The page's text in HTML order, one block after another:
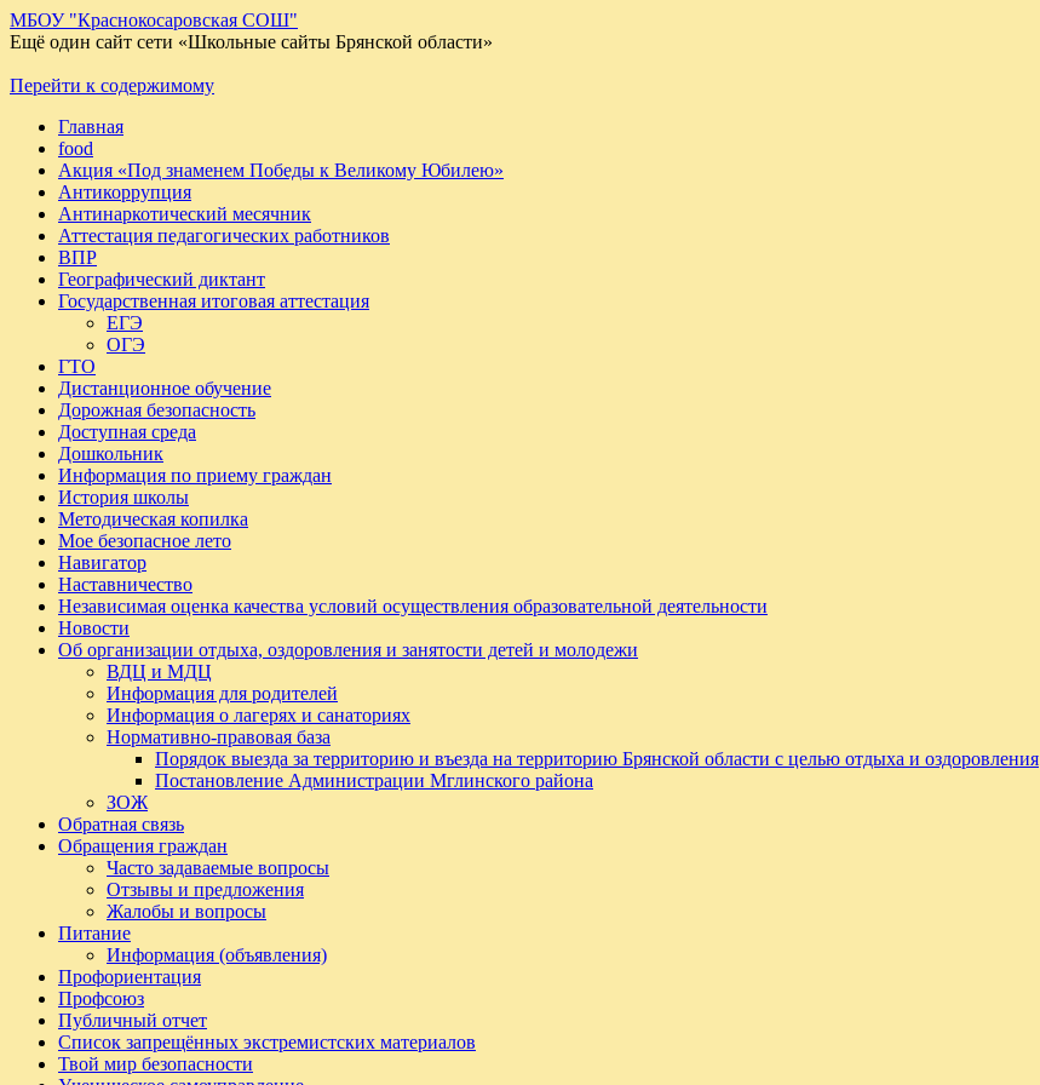
МБОУ "Краснокосаровская СОШ"
Ещё один сайт сети «Школьные сайты Брянской области»
Перейти к содержимому
Главная
food
Акция «Под знаменем Победы к Великому Юбилею»
Антикоррупция
Антинаркотический месячник
Аттестация педагогических работников
ВПР
Географический диктант
Государственная итоговая аттестация
ЕГЭ
ОГЭ
ГТО
Дистанционное обучение
Дорожная безопасность
Доступная среда
Дошкольник
Информация по приему граждан
История школы
Методическая копилка
Мое безопасное лето
Навигатор
Наставничество
Независимая оценка качества условий осуществления образовательной деятельности
Новости
Об организации отдыха, оздоровления и занятости детей и молодежи
ВДЦ и МДЦ
Информация для родителей
Информация о лагерях и санаториях
Нормативно-правовая база
Порядок выезда за территорию и въезда на территорию Брянской области с целью отдыха и оздоровления
Постановление Администрации Мглинского района
ЗОЖ
Обратная связь
Обращения граждан
Часто задаваемые вопросы
Отзывы и предложения
Жалобы и вопросы
Питание
Информация (объявления)
Профориентация
Профсоюз
Публичный отчет
Список запрещённых экстремистских материалов
Твой мир безопасности